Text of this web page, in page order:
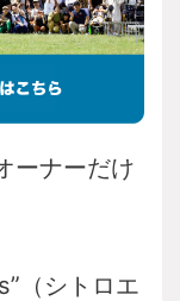
ーナーだけ
（シトロエ